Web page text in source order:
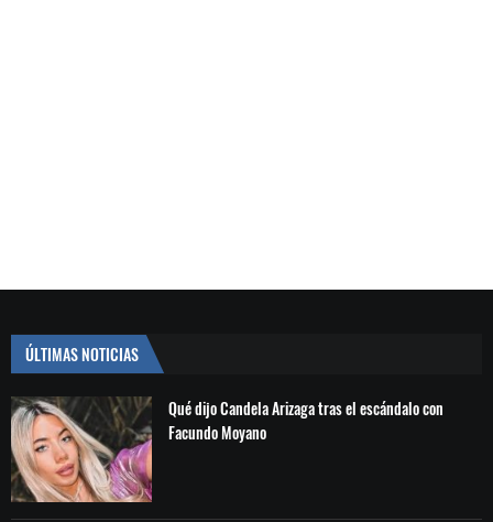
ÚLTIMAS NOTICIAS
Qué dijo Candela Arizaga tras el escándalo con
Facundo Moyano